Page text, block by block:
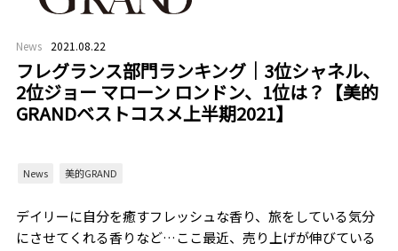
News 2021.08.22
フレグランス部門ランキング｜3位シャネル、
2位ジョー マローン ロンドン、1位は？【美的
GRANDベストコスメ上半期2021】
News 美的GRAND
デイリーに自分を癒すフレッシュな香り、旅をしている気分
にさせてくれる香りなど…ここ最近、売り上げが伸びている